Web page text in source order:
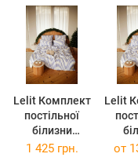
Lelit Комплект
постільної
білизни
Полуторний
Lelit
1 425 грн. от